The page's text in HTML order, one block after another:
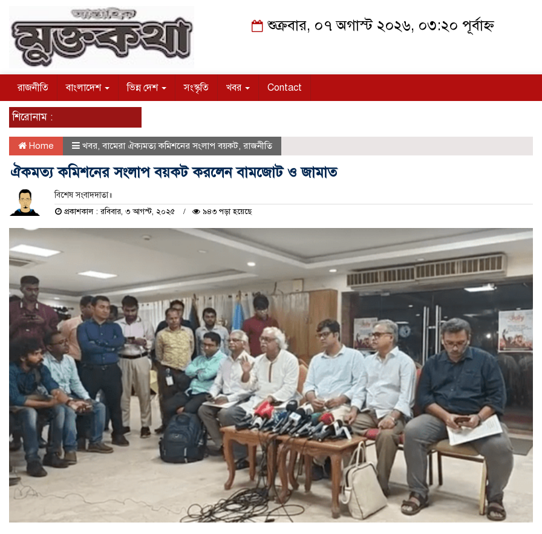
শুক্রবার, ০৭ অগাস্ট ২০২৬, ০৩:২০ পূর্বাহ্ন
রাজনীতি বাংলাদেশ ভিন্ন দেশ সংস্কৃতি খবর Contact
শিরোনাম :
Home খবর,বামেরা ঐক্যমত্য কমিশনের সংলাপ বয়কট, রাজনীতি
ঐকমত্য কমিশনের সংলাপ বয়কট করলেন বামজোট ও জামাত
বিশেষ সংবাদদাতা॥
প্রকাশকাল : রবিবার, ৩ আগস্ট, ২০২৫ ৯৪৩ পড়া হয়েছে